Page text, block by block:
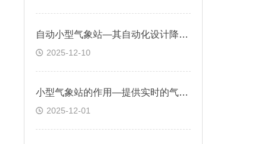
自动小型气象站—其自动化设计降低了人为误差，提高了观测数据的准确性
2025-12-10
小型气象站的作用—提供实时的气象数据，辅助航行和起降决策
2025-12-01